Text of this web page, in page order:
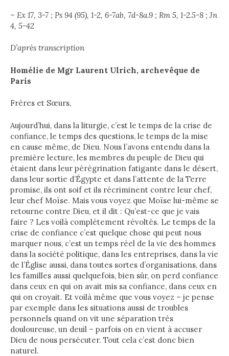
– Ex 17, 3-7 ; Ps 94 (95), 1-2, 6-7ab, 7d-8a.9 ; Rm 5, 1-2.5-8 ; Jn
4, 5-42
D’après transcription
Homélie de Mgr Laurent Ulrich, archevêque de
Paris
Frères et Sœurs,
Aujourd’hui, dans la liturgie, c’est le temps de la crise de
confiance, le temps des questions, le temps de la mise
en cause même, de Dieu. Nous l’avons entendu dans la
première lecture, les membres du peuple de Dieu qui
étaient dans leur pérégrination fatigante dans le désert,
dans leur sortie d’Égypte et dans l’attente de la Terre
promise, ils ont soif et ils récriminent contre leur chef,
leur chef Moïse. Mais vous voyez que Moïse lui-même se
retourne contre Dieu, et il dit : Qu’est-ce que je vais
faire ? Les voilà complétement révoltés. Le temps de la
crise de confiance c’est quelque chose qui peut nous
marquer nous, c’est un temps réel de la vie des hommes
dans la société politique, dans les entreprises, dans la vie
de l’Église aussi, dans toutes sortes d’organisations, dans
les familles aussi quelquefois, bien sûr, on perd confiance
dans ceux en qui on avait mis sa confiance, dans ceux en
qui on croyait. Et voilà même que vous voyez – je pense
par exemple dans les situations aussi de troubles
personnels quand on vit une séparation très
douloureuse, un deuil – parfois on en vient à accuser
Dieu de nous persécuter. Tout cela c’est donc bien
naturel.